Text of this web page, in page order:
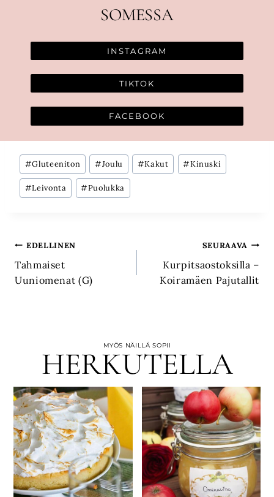
SOMESSA
INSTAGRAM
TIKTOK
FACEBOOK
Avainsanat:
#Gluteeniton #Joulu #Kakut #Kinuski
#Leivonta #Puolukka
Artikkelien
selaus
EDELLINEN
Tahmaiset
Uuniomenat (G)
SEURAAVA
Kurpitsaostoksilla –
Koiramäen Pajutallit
MYÖS NÄILLÄ SOPII
HERKUTELLA